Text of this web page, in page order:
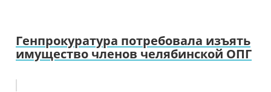
Генпрокуратура потребовала изъять
имущество членов челябинской ОПГ